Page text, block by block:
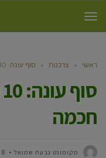
תפריט
ראשי » צרכנות » סוף עונה: 10 הדיברות לקנייה חכמה
חכמה
מקומונט גבעת שמואל 8 אוגוסט, 2017